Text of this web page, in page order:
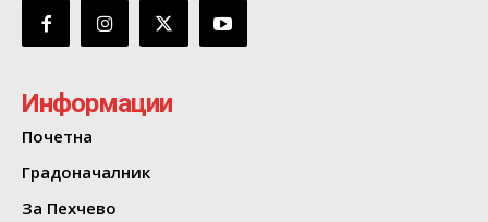
Информации
Почетна
Градоначалник
За Пехчево